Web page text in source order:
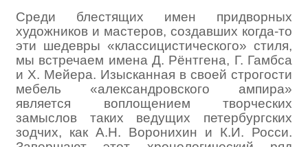
Среди блестящих имен придворных
художников и мастеров, создавших когда-то
эти шедевры «классицистического» стиля,
мы встречаем имена Д. Рёнтгена, Г. Гамбса
и Х. Мейера. Изысканная в своей строгости
мебель «александровского ампира»
является воплощением творческих
замыслов таких ведущих петербургских
зодчих, как А.Н. Воронихин и К.И. Росси.